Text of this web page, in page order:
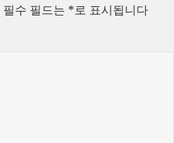
필수 필드는 *로 표시됩니다